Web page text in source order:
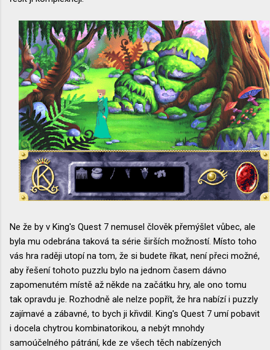
Ne že by v King's Quest 7 nemusel člověk přemýšlet vůbec, ale
byla mu odebrána taková ta série širších možností. Místo toho
vás hra raději utopí na tom, že si budete říkat, není přeci možné,
aby řešení tohoto puzzlu bylo na jednom časem dávno
zapomenutém místě až někde na začátku hry, ale ono tomu
tak opravdu je. Rozhodně ale nelze popřít, že hra nabízí i puzzly
zajímavé a zábavné, to bych ji křivdil. King's Quest 7 umí pobavit
i docela chytrou kombinatorikou, a nebýt mnohdy
samoúčelného pátrání, kde ze všech těch nabízených